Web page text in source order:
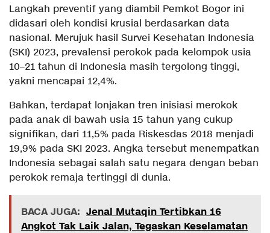
Langkah preventif yang diambil Pemkot Bogor ini
didasari oleh kondisi krusial berdasarkan data
nasional. Merujuk hasil Survei Kesehatan Indonesia
(SKI) 2023, prevalensi perokok pada kelompok usia
10–21 tahun di Indonesia masih tergolong tinggi,
yakni mencapai 12,4%.
Bahkan, terdapat lonjakan tren inisiasi merokok
pada anak di bawah usia 15 tahun yang cukup
signifikan, dari 11,5% pada Riskesdas 2018 menjadi
19,9% pada SKI 2023. Angka tersebut menempatkan
Indonesia sebagai salah satu negara dengan beban
perokok remaja tertinggi di dunia.
BACA JUGA: Jenal Mutaqin Tertibkan 16
Angkot Tak Laik Jalan, Tegaskan Keselamatan